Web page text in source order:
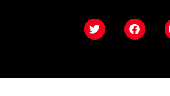
Twitter